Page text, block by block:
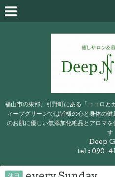
福山市の東部、引野町にある「ココロ
ィープグリーンでは皆様の心と身体の
のお肌に優しい無添加化粧品とアロマ
す
Deep
tel : 090-